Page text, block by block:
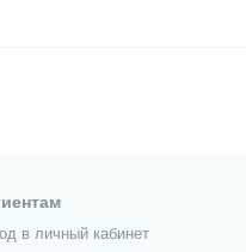
в личный кабинет